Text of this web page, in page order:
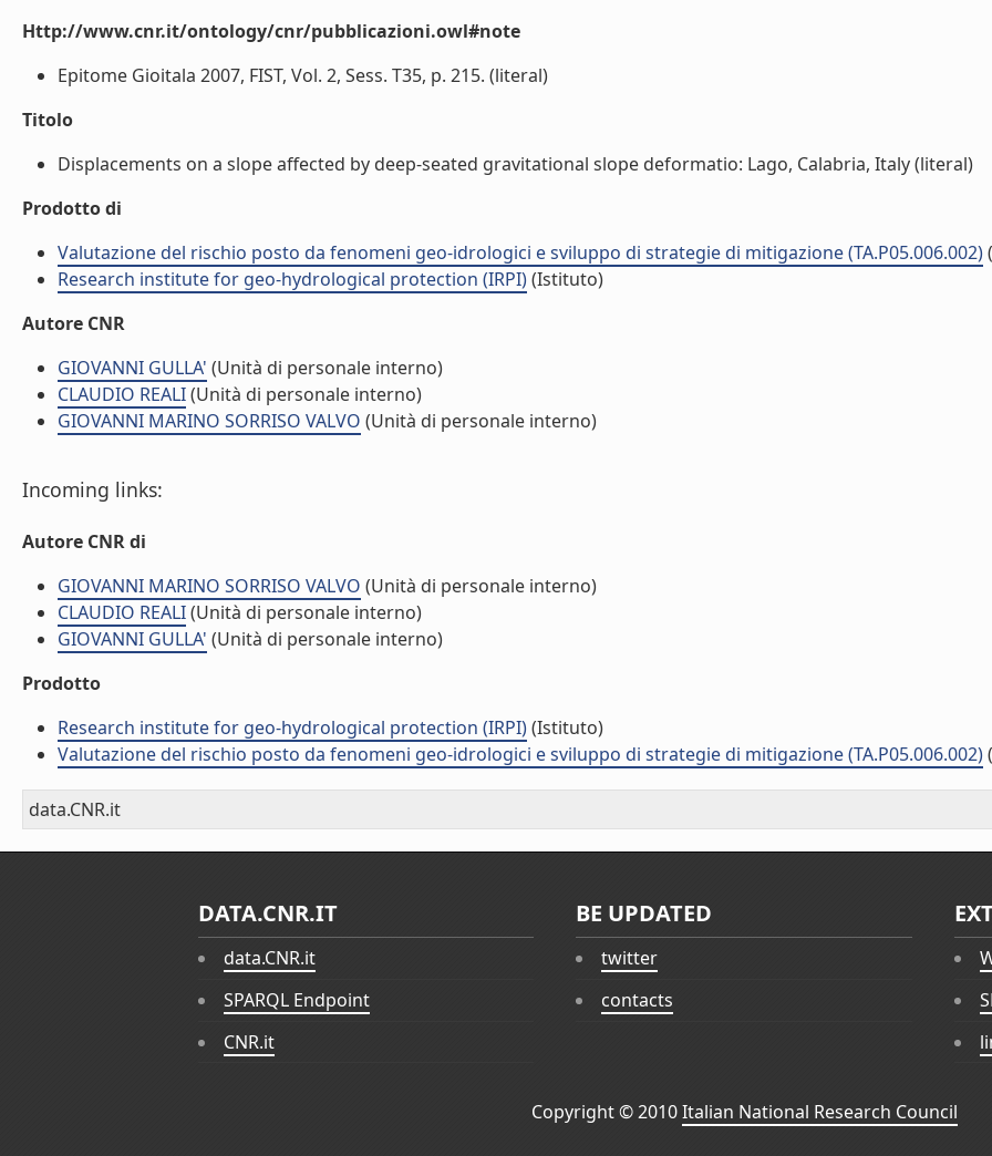
Http://www.cnr.it/ontology/cnr/pubblicazioni.owl#note
Epitome Gioitala 2007, FIST, Vol. 2, Sess. T35, p. 215. (literal)
Titolo
Displacements on a slope affected by deep-seated gravitational slope deformatio: Lago, Calabria, Italy (literal)
Prodotto di
Valutazione del rischio posto da fenomeni geo-idrologici e sviluppo di strategie di mitigazione (TA.P05.006.002)
Research institute for geo-hydrological protection (IRPI)(Istituto)
Autore CNR
GIOVANNI GULLA' (Unità di personale interno)
CLAUDIO REALI(Unità di personale interno)
GIOVANNI MARINO SORRISO VALVO (Unità di personale interno)
Incoming links:
Autore CNR di
GIOVANNI MARINO SORRISO VALVO (Unità di personale interno)
CLAUDIO REALI(Unità di personale interno)
GIOVANNI GULLA' (Unità di personale interno)
Prodotto
Research institute for geo-hydrological protection (IRPI)(Istituto)
Valutazione del rischio posto da fenomeni geo-idrologici e sviluppo di strategie di mitigazione (TA.P05.006.002)
data.CNR.it
DATA.CNR.IT
data.CNR.it
SPARQL Endpoint
CNR.it
BE UPDATED
twitter
contacts
Copyright © 2010Italian National Research Council